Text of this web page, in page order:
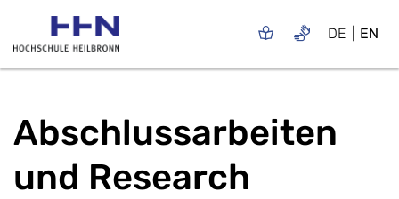
DE EN
Abschlussarbeiten
und Research